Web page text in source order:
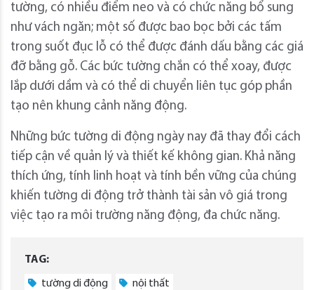
tường, có nhiều điểm neo và có chức năng bổ sung
như vách ngăn; một số được bao bọc bởi các tấm
trong suốt đục lỗ có thể được đánh dấu bằng các giá
đỡ bằng gỗ. Các bức tường chắn có thể xoay, được
lắp dưới dầm và có thể di chuyển liên tục góp phần
tạo nên khung cảnh năng động.
Những bức tường di động ngày nay đã thay đổi cách
tiếp cận về quản lý và thiết kế không gian. Khả năng
thích ứng, tính linh hoạt và tính bền vững của chúng
khiến tường di động trở thành tài sản vô giá trong
việc tạo ra môi trường năng động, đa chức năng.
TAG:
tường di động nội thất